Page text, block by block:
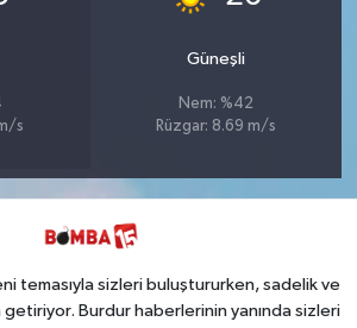
s
Güneşli
Nem: %42
Rüzgar: 8.69 m/s
temasıyla sizleri buluştururken, sadelik ve
Burdur haberlerinin yanında sizleri